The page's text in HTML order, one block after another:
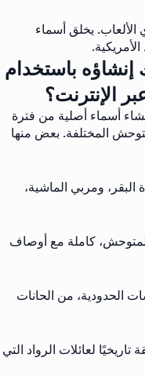
الألعاب. يخلق أسماء
إنشاؤه باستخدام
الإنترنت؟
أسماء أصلية من فترة
المختلفة. بعض منها
البقر، ومربي الماشية،
كاملة مع أوصاف
الحدودية، من الحانات
لعائلات الرواد التي